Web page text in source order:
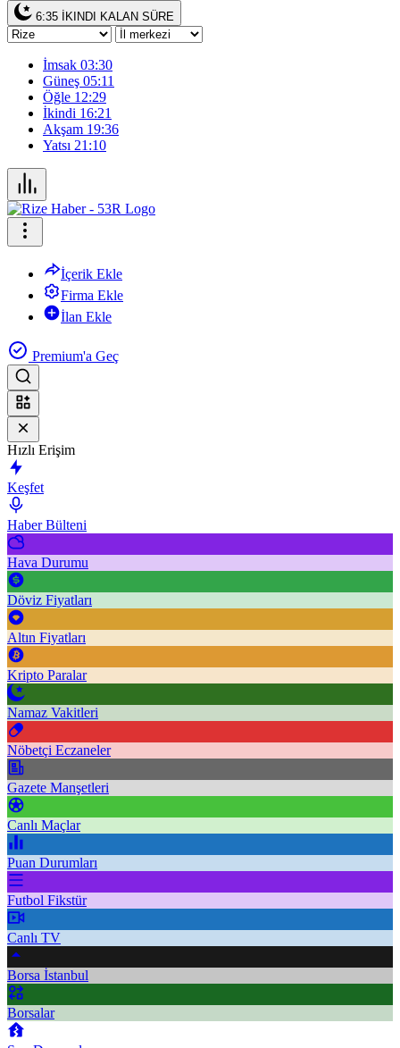
6:34 İKINDI KALAN SÜRE
İmsak 03:30
Güneş 05:11
Öğle 12:29
İkindi 16:21
Akşam 19:36
Yatsı 21:10
İçerik Ekle
Firma Ekle
İlan Ekle
Premium'a Geç
Hızlı Erişim
Keşfet
Haber Bülteni
Hava Durumu
Döviz Fiyatları
Altın Fiyatları
Kripto Paralar
Namaz Vakitleri
Nöbetçi Eczaneler
Gazete Manşetleri
Canlı Maçlar
Puan Durumları
Futbol Fikstür
Canlı TV
Borsa İstanbul
Borsalar